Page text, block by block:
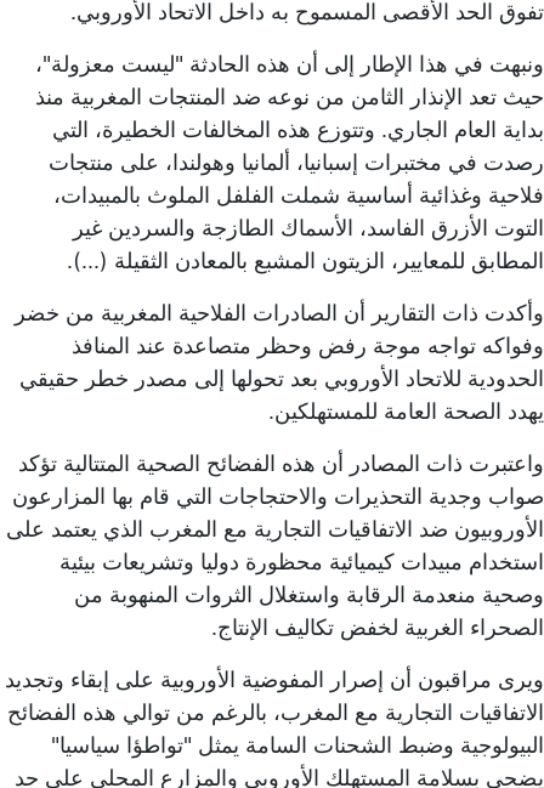
تفوق الحد الأقصى المسموح به داخل الاتحاد الأوروبي.
ونبهت في هذا الإطار إلى أن هذه الحادثة "ليست معزولة"،
حيث تعد الإنذار الثامن من نوعه ضد المنتجات المغربية منذ
بداية العام الجاري. وتتوزع هذه المخالفات الخطيرة، التي
رصدت في مختبرات إسبانيا، ألمانيا وهولندا، على منتجات
فلاحية وغذائية أساسية شملت الفلفل الملوث بالمبيدات،
التوت الأزرق الفاسد، الأسماك الطازجة والسردين غير
المطابق للمعايير، الزيتون المشبع بالمعادن الثقيلة (...).
وأكدت ذات التقارير أن الصادرات الفلاحية المغربية من خضر
وفواكه تواجه موجة رفض وحظر متصاعدة عند المنافذ
الحدودية للاتحاد الأوروبي بعد تحولها إلى مصدر خطر حقيقي
يهدد الصحة العامة للمستهلكين.
واعتبرت ذات المصادر أن هذه الفضائح الصحية المتتالية تؤكد
صواب وجدية التحذيرات والاحتجاجات التي قام بها المزارعون
الأوروبيون ضد الاتفاقيات التجارية مع المغرب الذي يعتمد على
استخدام مبيدات كيميائية محظورة دوليا وتشريعات بيئية
وصحية منعدمة الرقابة واستغلال الثروات المنهوبة من
الصحراء الغربية لخفض تكاليف الإنتاج.
ويرى مراقبون أن إصرار المفوضية الأوروبية على إبقاء وتجديد
الاتفاقيات التجارية مع المغرب، بالرغم من توالي هذه الفضائح
البيولوجية وضبط الشحنات السامة يمثل "تواطؤا سياسيا"
يضحي بسلامة المستهلك الأوروبي والمزارع المحلي على حد